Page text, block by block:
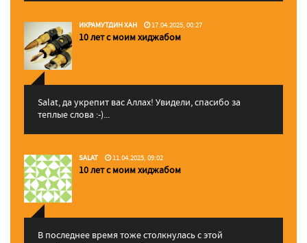
ИКРАМУТДИН ХАН 17.04.2025, 00:27
10 лет с моим хиджабом
Salat, да укрепит вас Аллаx! Увидели, спасибо за
теплые слова :-)...
SALAT 11.04.2025, 09:02
10 лет с моим хиджабом
В последнее время тоже столкнулась с этой